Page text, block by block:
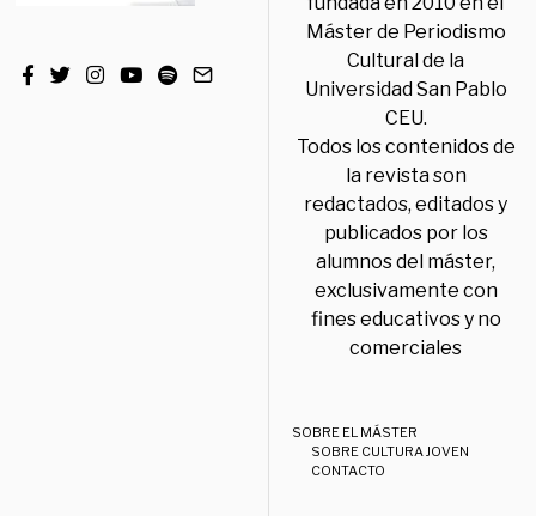
Máster de Periodismo
Cultural de la
Universidad San Pablo
CEU.
Todos los contenidos de
la revista son
redactados, editados y
publicados por los
alumnos del máster,
exclusivamente con
fines educativos y no
comerciales
SOBRE EL MÁSTER
SOBRE CULTURA JOVEN
CONTACTO